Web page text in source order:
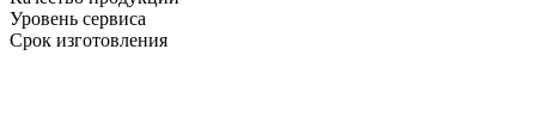
Уровень сервиса
Срок изготовления